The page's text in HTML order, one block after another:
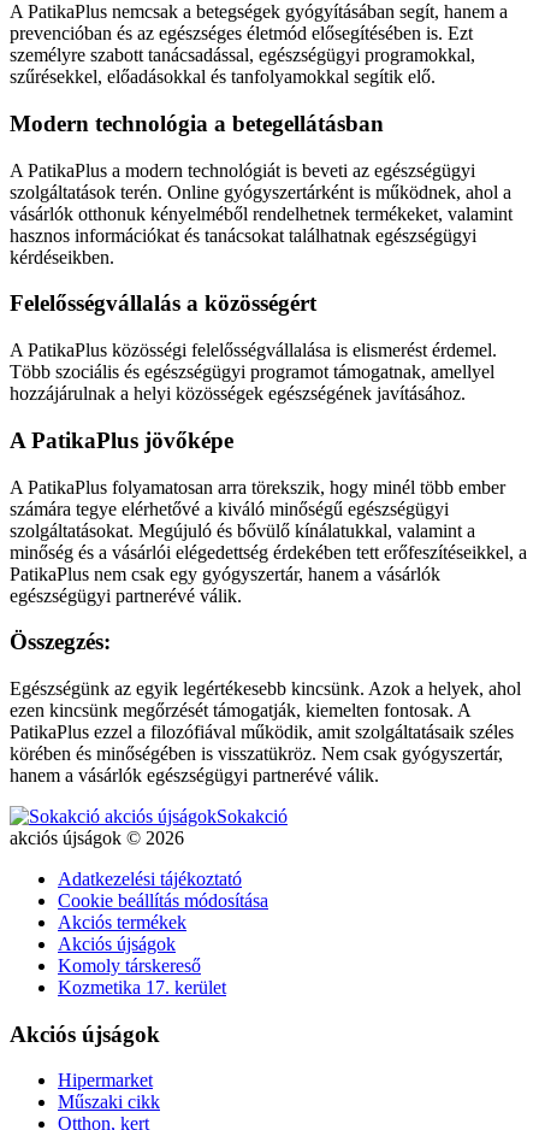
A PatikaPlus nemcsak a betegségek gyógyításában segít, hanem a
prevencióban és az egészséges életmód elősegítésében is. Ezt
személyre szabott tanácsadással, egészségügyi programokkal,
szűrésekkel, előadásokkal és tanfolyamokkal segítik elő.
Modern technológia a betegellátásban
A PatikaPlus a modern technológiát is beveti az egészségügyi
szolgáltatások terén. Online gyógyszertárként is működnek, ahol a
vásárlók otthonuk kényelméből rendelhetnek termékeket, valamint
hasznos információkat és tanácsokat találhatnak egészségügyi
kérdéseikben.
Felelősségvállalás a közösségért
A PatikaPlus közösségi felelősségvállalása is elismerést érdemel.
Több szociális és egészségügyi programot támogatnak, amellyel
hozzájárulnak a helyi közösségek egészségének javításához.
A PatikaPlus jövőképe
A PatikaPlus folyamatosan arra törekszik, hogy minél több ember
számára tegye elérhetővé a kiváló minőségű egészségügyi
szolgáltatásokat. Megújuló és bővülő kínálatukkal, valamint a
minőség és a vásárlói elégedettség érdekében tett erőfeszítéseikkel, a
PatikaPlus nem csak egy gyógyszertár, hanem a vásárlók
egészségügyi partnerévé válik.
Összegzés:
Egészségünk az egyik legértékesebb kincsünk. Azok a helyek, ahol
ezen kincsünk megőrzését támogatják, kiemelten fontosak. A
PatikaPlus ezzel a filozófiával működik, amit szolgáltatásaik széles
körében és minőségében is visszatükröz. Nem csak gyógyszertár,
hanem a vásárlók egészségügyi partnerévé válik.
Sokakció
akciós újságok © 2026
Adatkezelési tájékoztató
Cookie beállítás módosítása
Akciós termékek
Akciós újságok
Komoly társkereső
Kozmetika 17. kerület
Akciós újságok
Hipermarket
Műszaki cikk
Otthon, kert